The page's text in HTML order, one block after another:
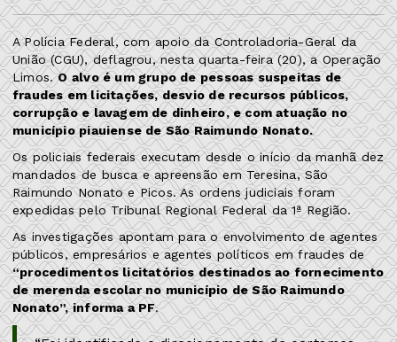
A Polícia Federal, com apoio da Controladoria-Geral da
União (CGU), deflagrou, nesta quarta-feira (20), a Operação
Limos.O alvo é um grupo de pessoas suspeitas de
fraudes em licitações, desvio de recursos públicos,
corrupção e lavagem de dinheiro, e com atuação no
município piauiense de São Raimundo Nonato.
Os policiais federais executam desde o início da manhã dez
mandados de busca e apreensão em Teresina, São
Raimundo Nonato e Picos. As ordens judiciais foram
expedidas pelo Tribunal Regional Federal da 1ª Região.
As investigações apontam para o envolvimento de agentes
públicos, empresários e agentes políticos em fraudes de
“procedimentos licitatórios destinados ao fornecimento
de merenda escolar no município de São Raimundo
Nonato”, informa a PF.